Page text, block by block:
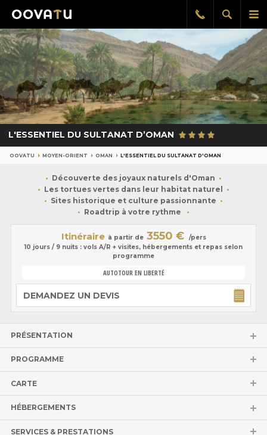
le
Afficher
la
Rappel
gratuit
L'ESSENTIEL DU SULTANAT D’OMAN
OOVATU MOYEN-ORIENT OMAN L'ESSENTIEL DU SULTANAT D'OMAN
Découverte des joyaux naturels d'Oman
Les tortues vertes dans leur habitat naturel
Sites historique et culture passionnante
Roadtrip à votre rythme
Itinéraire à partir de 3550 €
/pers
10 jours / 9 nuits : vols A/R + visites, hébergements et repas selon
programme
AUTOTOUR EN LIBERTÉ
DEMANDEZ UN DEVIS
PRÉSENTATION
PROGRAMME
CARTE
HÉBERGEMENTS
SERVICES & PRESTATIONS